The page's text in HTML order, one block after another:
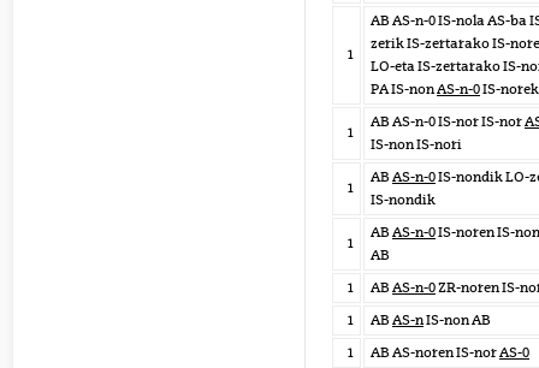
1
AB AS-n-0 IS-nola AS-ba
zerik IS-zertarako IS-
LO-eta IS-zertarako IS-
PA IS-nonAS-n-0IS-
1
AB AS-n-0 IS-nor IS-nor
IS-non IS-nori
1
AB AS-n-0IS-nondik LO-
IS-nondik
1
AB AS-n-0IS-noren IS-non
AB
1
AB AS-n-0ZR-noren IS-
1
AB AS-nIS-non AB
1
AB AS-noren IS-norAS-0